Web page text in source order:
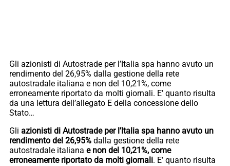
Gli azionisti di Autostrade per l’Italia spa hanno avuto un
rendimento del 26,95% dalla gestione della rete
autostradale italiana e non del 10,21%, come
erroneamente riportato da molti giornali. E’ quanto risulta
da una lettura dell’allegato E della concessione dello
Stato…
Gli azionisti di Autostrade per l’Italia spa hanno avuto un
rendimento del 26,95% dalla gestione della rete
autostradale italiana e non del 10,21%, come
erroneamente riportato da molti giornali. E’ quanto risulta